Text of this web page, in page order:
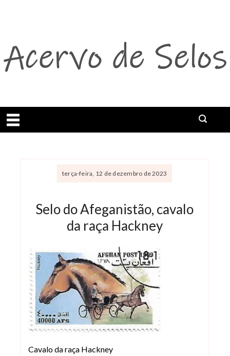
Abrir menu
terça-feira, 12 de dezembro de 2023
Selo do Afeganistão, cavalo
da raça Hackney
Cavalo da raça Hackney